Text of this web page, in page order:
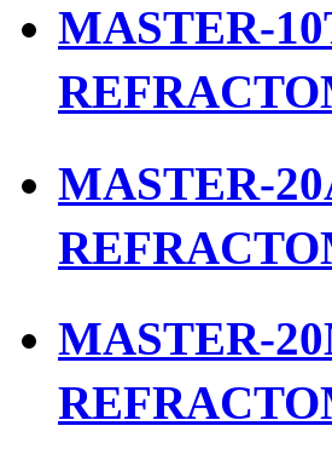
MASTER-
MASTER-
MASTER-